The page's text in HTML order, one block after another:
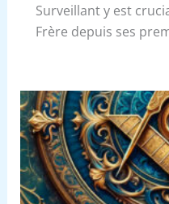
Surveillant y est
Frère depuis ses